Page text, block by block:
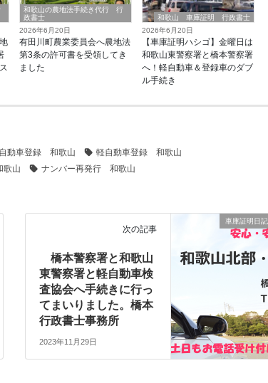
和歌山の農地法手続き代行 行
政書士
2026年6月20日
有田川町農業委員会へ農地法
第3条の許可書を受領してき
ました
和歌山 車庫証明 行政書士
2026年6月20日
【車庫証明ハシゴ】金曜日は
和歌山東警察署と橋本警察署
へ！軽自動車＆登録車のダブ
ル手続き
自動車登録 和歌山
軽自動車登録 和歌山
山 ナンバー再発行 和歌山
車庫証明日記
次の記事
橋本警察署と和歌山
東警察署と軽自動車検
査協会へ手続きに行っ
てまいりました。橋本
行政書士事務所
2023年11月29日